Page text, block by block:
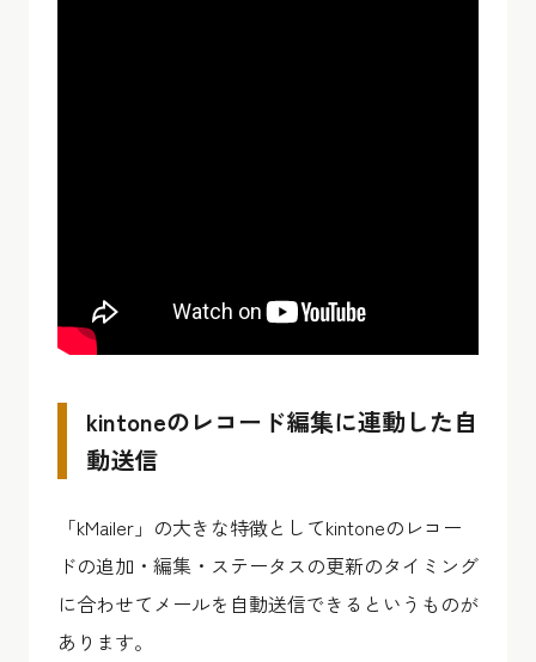
kintoneのレコード編集に連動した自
動送信
「kMailer」の大きな特徴としてkintoneのレコー
ドの追加・編集・ステータスの更新のタイミング
に合わせてメールを自動送信できるというものが
あります。